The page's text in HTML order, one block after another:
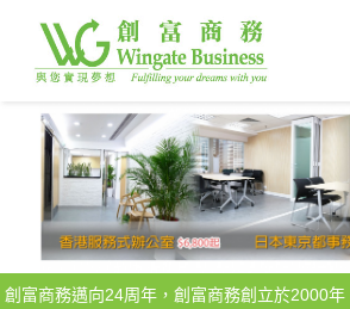
創富商務邁向24周年，創富商務創立於2000